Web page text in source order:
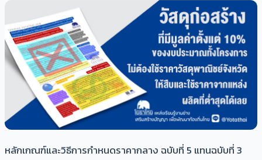
หลักเกณฑ์และวิธีการกำหนดราคากลาง ฉบับที่ 5 แทนฉบับที่ 3